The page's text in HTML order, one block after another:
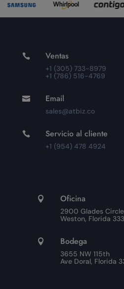
 Ventas
+1 (305) 733-8979
+1 (786) 516-4769
 Email
sales@atbiz.co
 Servicio al cliente
+1 (954) 478 4924
 Oficina
2900 Glades
Weston, Florida
 Bodega
3655 NW 115th
Ave Doral, Florida